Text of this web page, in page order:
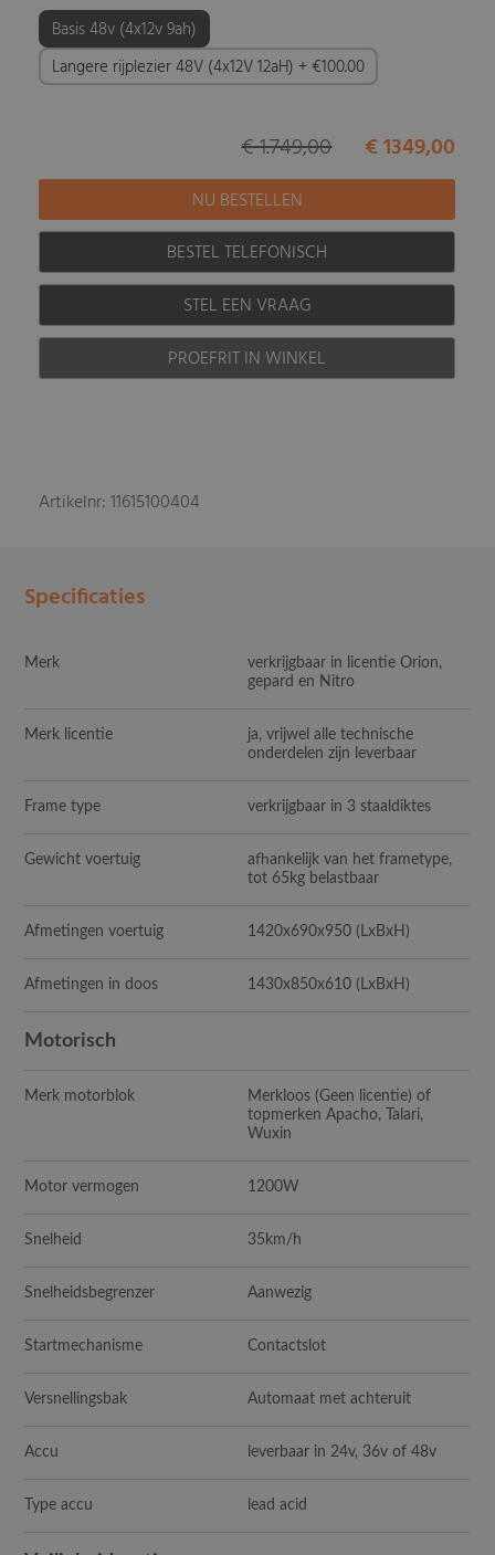
Basis 48v (4x12v 9ah)
Langere rijplezier 48V (4x12V 12aH) + €100.00
€ 1349,00
€ 1.749,00
BESTEL TELEFONISCH
STEL EEN VRAAG
PROEFRIT IN WINKEL
Artikelnr: 11615100404
Specificaties
Merk
verkrijgbaar in licentie Orion,
gepard en Nitro
Merk licentie
ja, vrijwel alle technische
onderdelen zijn leverbaar
Frame type verkrijgbaar in 3 staaldiktes
Gewicht voertuig
afhankelijk van het frametype,
tot 65kg belastbaar
Afmetingen voertuig 1420x690x950(LxBxH)
Afmetingen in doos 1430x850x610(LxBxH)
Motorisch
Merk motorblok
Merkloos (Geen licentie) of
topmerken Apacho, Talari,
Wuxin
Motor vermogen 1200W
Snelheid 35km/h
Snelheidsbegrenzer Aanwezig
Startmechanisme Contactslot
Versnellingsbak Automaat met achteruit
Accu leverbaar in 24v, 36v of 48v
Type accu lead acid